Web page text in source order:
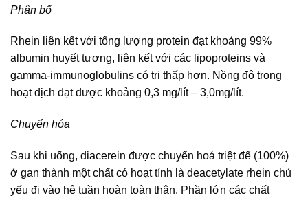
Phân bố
Rhein liên kết với tổng lượng protein đạt khoảng 99%
albumin huyết tương, liên kết với các lipoproteins và
gamma-immunoglobulins có trị thấp hơn. Nồng độ trong
hoạt dịch đạt được khoảng 0,3 mg/lít – 3,0mg/lít.
Chuyển hóa
Sau khi uống, diacerein được chuyển hoá triệt để (100%)
ở gan thành một chất có hoạt tính là deacetylate rhein chủ
yếu đi vào hệ tuần hoàn toàn thân. Phần lớn các chất